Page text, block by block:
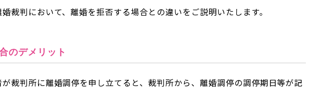
裁判において、離婚を拒否する場合との違いをご説明いたします。
のデメリット
裁判所に離婚調停を申し立てると、裁判所から、離婚調停の調停期日等が記